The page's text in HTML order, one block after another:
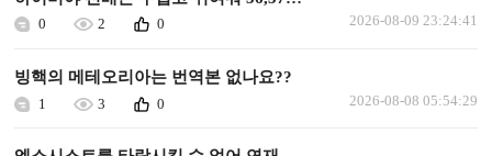
0 2 0 2026-08-09 23:24:41
빙핵의 메테오리아는 번역본 없나요??
1 3 0 2026-08-08 05:54:29